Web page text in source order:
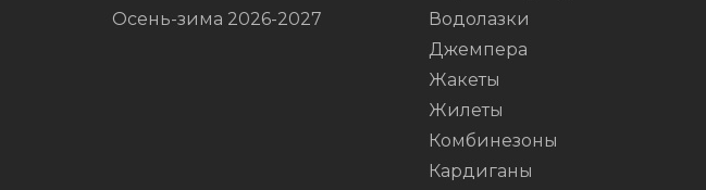
Осень-зима 2026-2027
Водолазки
Джемпера
Жакеты
Жилеты
Комбинезоны
Кардиганы